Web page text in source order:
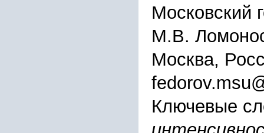
Московский
М.В.
Москва,
Ключевые